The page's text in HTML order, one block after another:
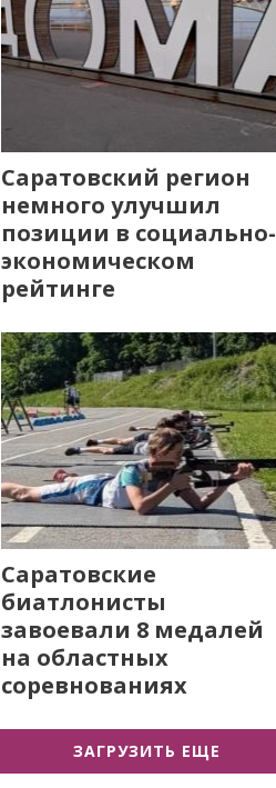
Саратовский регион
немного улучшил
позиции в социально-
экономическом
рейтинге
Саратовские
биатлонисты
завоевали 8 медалей
на областных
соревнованиях
ЗАГРУЗИТЬ ЕЩЕ